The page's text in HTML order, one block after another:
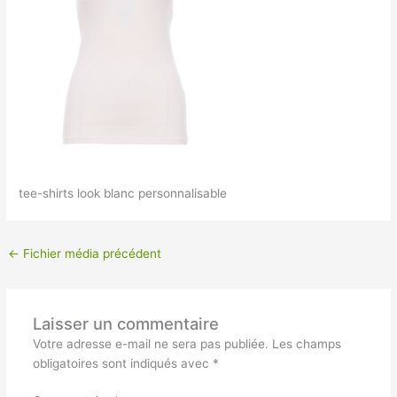
tee-shirts look blanc personnalisable
← Fichier média précédent
Laisser un commentaire
Votre adresse e-mail ne sera pas publiée. Les champs
obligatoires sont indiqués avec *